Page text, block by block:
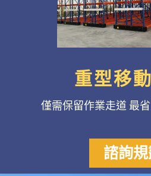
重型移
僅需保留作業走道 最
諮詢規